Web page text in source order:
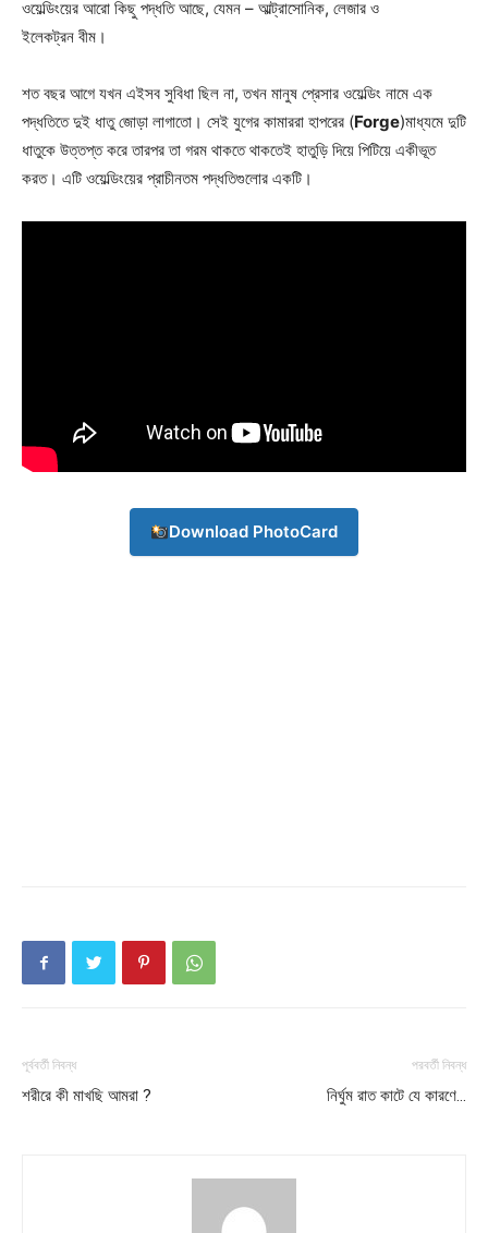
Champs21
About
Contact us
ওয়েল্ডিংয়ের আরো কিছু পদ্ধতি আছে, যেমন – আল্ট্রাসোনিক, লেজার ও
ইলেকট্রন বীম।
শত বছর আগে যখন এইসব সুবিধা ছিল না, তখন মানুষ প্রেসার ওয়েল্ডিং নামে এক
পদ্ধতিতে দুই ধাতু জোড়া লাগাতো। সেই যুগের কামাররা হাপরের (Forge)মাধ্যমে দুটি
ধাতুকে উত্তপ্ত করে তারপর তা গরম থাকতে থাকতেই হাতুড়ি দিয়ে পিটিয়ে একীভূত
করত। এটি ওয়েল্ডিংয়ের প্রাচীনতম পদ্ধতিগুলোর একটি।
Download PhotoCard
পূর্ববর্তী নিবন্ধ
শরীরে কী মাখছি আমরা ?
পরবর্তী নিবন্ধ
নির্ঘুম রাত কাটে যে কারণে…